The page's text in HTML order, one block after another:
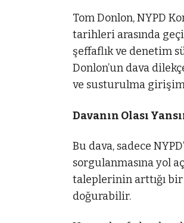
Tom Donlon, NYPD
tarihleri arasında
şeffaflık ve denetim
Donlon’un dava
ve susturulma
Davanın Olası
Bu dava, sadece
sorgulanmasına yol
taleplerinin arttığı
doğurabilir.